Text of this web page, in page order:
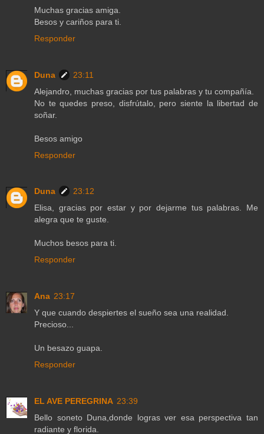
Muchas gracias amiga.
Besos y cariños para ti.
Responder
Duna
23:11
Alejandro, muchas gracias por tus palabras y tu compañía.
No te quedes preso, disfrútalo, pero siente la libertad de
soñar.
Besos amigo
Responder
Duna
23:12
Elisa, gracias por estar y por dejarme tus palabras. Me
alegra que te guste.
Muchos besos para ti.
Responder
Ana 23:17
Y que cuando despiertes el sueño sea una realidad.
Precioso...
Un besazo guapa.
Responder
EL AVE PEREGRINA 23:39
Bello soneto Duna,donde logras ver esa perspectiva tan
radiante y florida.